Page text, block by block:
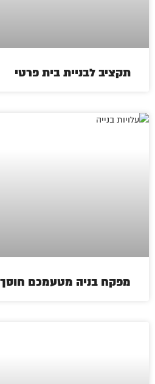
תקציב לבניית בית פרטי
מפקח בניה מטעמכם חוסך